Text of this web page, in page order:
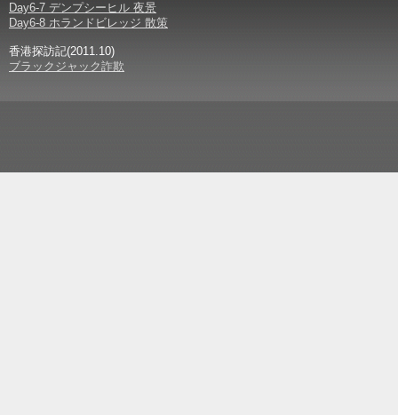
Day6-7 デンプシーヒル 夜景
Day6-8 ホランドビレッジ 散策
香港探訪記(2011.10)
ブラックジャック詐欺